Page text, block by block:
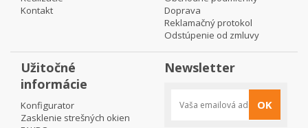
Kontakt
Doprava
Reklamačný protokol
Odstúpenie od zmluvy
Užitočné
informácie
Konfigurator
Zasklenie strešných okien
Newsletter
OK